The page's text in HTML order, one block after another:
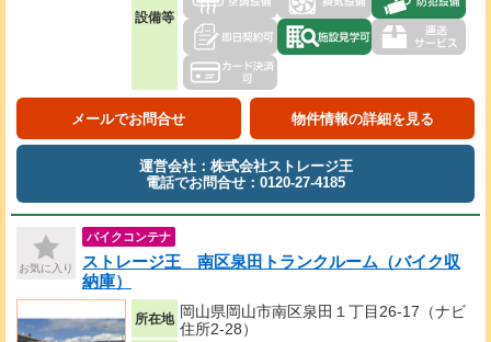
設備等
メールでお問合せ 物件情報の詳細を見る
運営会社：株式会社ストレージ王
電話でお問合せ：0120-27-4185
お気に入り
バイクコンテナ
ストレージ王 南区泉田トランクルーム（バイク収
納庫）
所在地 岡山県岡山市南区泉田１丁目26-17（ナビ
住所2-28）